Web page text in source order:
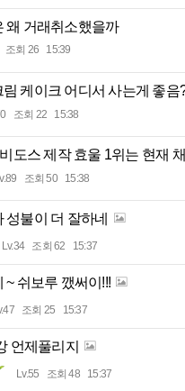
왜 거래취소했을까
조회 26 15:39
케이크 어디서 사는게 좋음
조회 22 15:38
도스 제작 효울 1위는 현재
조회 50 15:38
성불이 더 잘하네
Lv.34 조회 62 15:37
~ 쉬보루 깼써이!!!
조회 25 15:37
언제풀리지
Lv.55 조회 48 15:37